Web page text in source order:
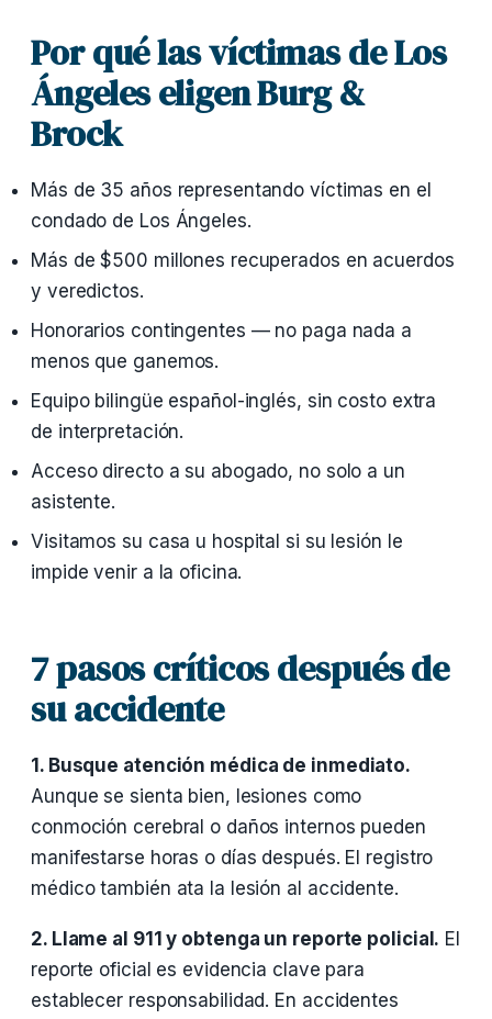
Por qué las víctimas de Los
Ángeles eligen Burg &
Brock
Más de 35 años representando víctimas en el
condado de Los Ángeles.
Más de $500 millones recuperados en acuerdos
y veredictos.
Honorarios contingentes — no paga nada a
menos que ganemos.
Equipo bilingüe español-inglés, sin costo extra
de interpretación.
Acceso directo a su abogado, no solo a un
asistente.
Visitamos su casa u hospital si su lesión le
impide venir a la oficina.
7 pasos críticos después de
su accidente
1. Busque atención médica de inmediato.
Aunque se sienta bien, lesiones como
conmoción cerebral o daños internos pueden
manifestarse horas o días después. El registro
médico también ata la lesión al accidente.
2. Llame al 911 y obtenga un reporte policial. El
reporte oficial es evidencia clave para
establecer responsabilidad. En accidentes